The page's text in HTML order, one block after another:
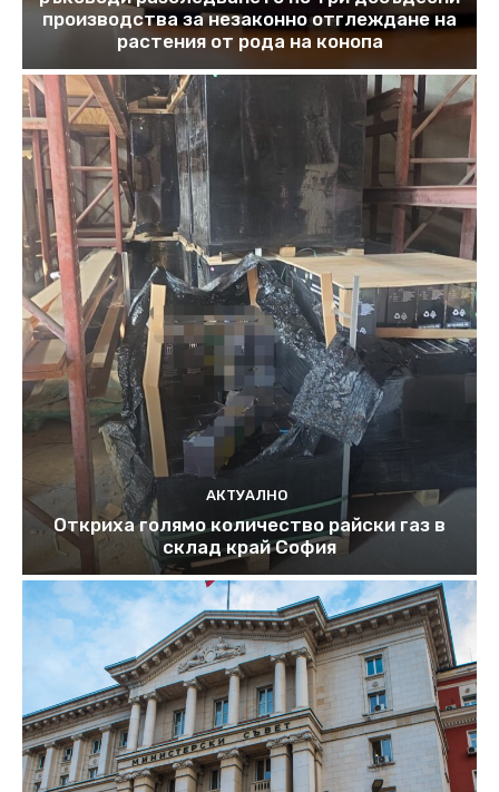
производства за незаконно отглеждане на
растения от рода на конопа
АКТУАЛНО
Откриха голямо количество райски газ в
склад край София